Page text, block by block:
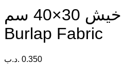
خيش 30×40 سم Jute Hessian
Burlap Fabric
0.350 .د.ب